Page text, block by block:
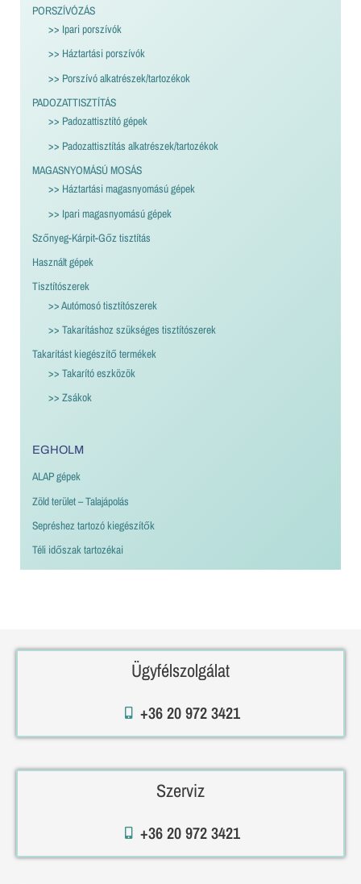
PORSZÍVÓZÁS
>> Ipari porszívók
>> Háztartási porszívók
>> Porszívó alkatrészek/tartozékok
PADOZATTISZTÍTÁS
>> Padozattisztító gépek
>> Padozattisztítás alkatrészek/tartozékok
MAGASNYOMÁSÚ MOSÁS
>> Háztartási magasnyomású gépek
>> Ipari magasnyomású gépek
Szőnyeg-Kárpit-Gőz tisztítás
Használt gépek
Tisztítószerek
>> Autómosó tisztítószerek
>> Takarításhoz szükséges tisztítószerek
Takarítást kiegészítő termékek
>> Takarító eszközök
>> Zsákok
EGHOLM
ALAP gépek
Zöld terület – Talajápolás
Sepréshez tartozó kiegészítők
Téli időszak tartozékai
Ügyfélszolgálat
+36 20 972 3421
Szerviz
+36 20 972 3421